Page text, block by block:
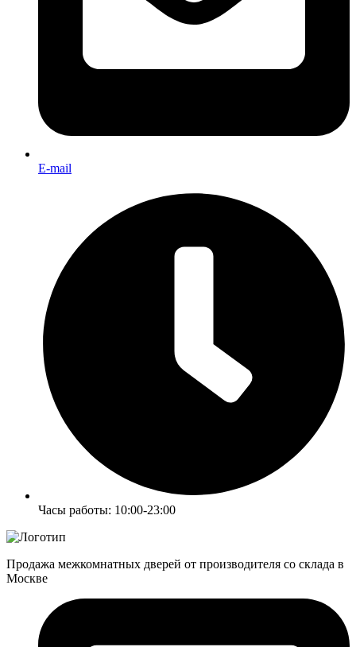
E-mail
Часы работы: 10:00-23:00
Продажа межкомнатных дверей от производителя со склада в
Москве